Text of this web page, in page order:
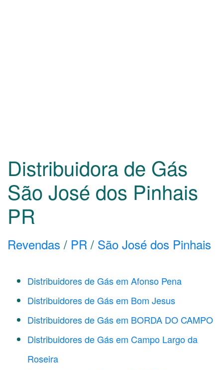
Distribuidora de Gás
São José dos Pinhais
PR
Revendas / PR / São José dos Pinhais
Distribuidores de Gás em Afonso Pena
Distribuidores de Gás em Bom Jesus
Distribuidores de Gás em BORDA DO CAMPO
Distribuidores de Gás em Campo Largo da
Roseira